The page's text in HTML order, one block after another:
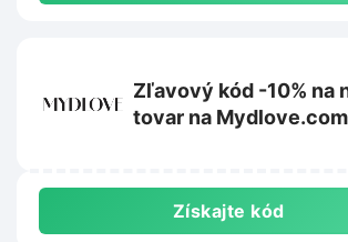
Zľavový kód -10% na
tovar na Mydlove.com
Získajte kód